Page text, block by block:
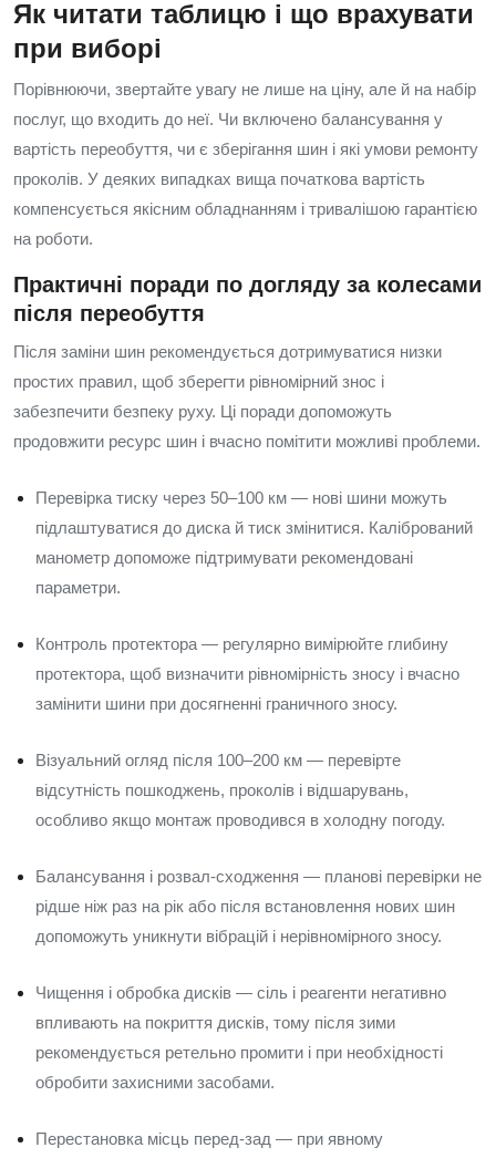
Як читати таблицю і що врахувати
при виборі
Порівнюючи, звертайте увагу не лише на ціну, але й на набір
послуг, що входить до неї. Чи включено балансування у
вартість переобуття, чи є зберігання шин і які умови ремонту
проколів. У деяких випадках вища початкова вартість
компенсується якісним обладнанням і тривалішою гарантією
на роботи.
Практичні поради по догляду за колесами
після переобуття
Після заміни шин рекомендується дотримуватися низки
простих правил, щоб зберегти рівномірний знос і
забезпечити безпеку руху. Ці поради допоможуть
продовжити ресурс шин і вчасно помітити можливі проблеми.
Перевірка тиску через 50–100 км — нові шини можуть
підлаштуватися до диска й тиск змінитися. Калібрований
манометр допоможе підтримувати рекомендовані
параметри.
Контроль протектора — регулярно вимірюйте глибину
протектора, щоб визначити рівномірність зносу і вчасно
замінити шини при досягненні граничного зносу.
Візуальний огляд після 100–200 км — перевірте
відсутність пошкоджень, проколів і відшарувань,
особливо якщо монтаж проводився в холодну погоду.
Балансування і розвал-сходження — планові перевірки не
рідше ніж раз на рік або після встановлення нових шин
допоможуть уникнути вібрацій і нерівномірного зносу.
Чищення і обробка дисків — сіль і реагенти негативно
впливають на покриття дисків, тому після зими
рекомендується ретельно промити і при необхідності
обробити захисними засобами.
Перестановка місць перед-зад — при явному